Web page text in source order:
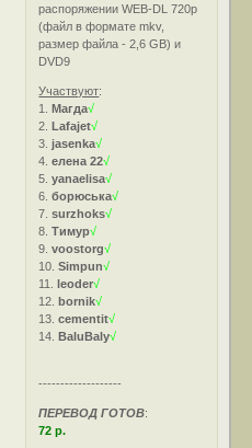
распоряжении WEB-DL 720р
(файл в формате mkv,
размер файла - 2,6 GB) и
DVD9
Участвуют:
1.Магда√
2.Lafajet√
3.jasenka√
4.елена 22√
5.yanaelisa√
6.борюська√
7.surzhoks√
8.Тимур√
9.voostorg√
10.Simpun√
11.leoder√
12.bornik√
13.cementit√
14.BaluBaly√
-------------------
ПЕРЕВОД ГОТОВ:
72 р.